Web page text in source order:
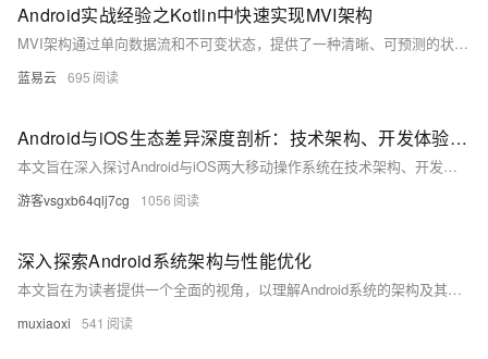
Android实战经验之Kotlin中快速实现MVI架构
MVI架构通过单向数据流和不可变状态，提供了一种清晰、可预测的状态管理方式。在Kotlin中实现MVI架构，不仅提高了代码的可维护性和可测试性，还能更好地应对复杂的UI交互和状态管理。通过本文的介绍，希望开发者能够掌握MVI架构的核心思想，并在实际项目中灵活应用。
蓝易云 695
Android与iOS生态差异深度剖析：技术架构、开发体验与市场影响####
本文旨在深入探讨Android与iOS两大移动操作系统在技术架构、开发环境及市场表现上的核心差异，为开发者和技术爱好者提供全面的视角。通过对比分析，揭示两者如何塑造了当今多样化的移动应用生态，并对未来发展趋势进行了展望。 ####
游客vsgxb64qlj7cg 1056
深入探索Android系统架构与性能优化
本文旨在为读者提供一个全面的视角，以理解Android系统的架构及其关键组件。我们将探讨Android的发展历程、核心特性以及如何通过有效的策略来提升应用的性能和用户体验。本文不包含常规的技术细节，而是聚焦于系统架构层面的深入分析，以及针对开发者的实际优化建议。
muxiaoxi 541